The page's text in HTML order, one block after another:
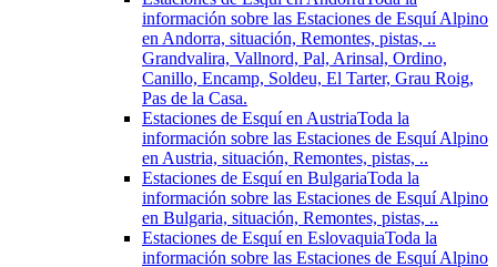
información sobre las Estaciones de Esquí Alpino
en Andorra, situación, Remontes, pistas, ..
Grandvalira, Vallnord, Pal, Arinsal, Ordino,
Canillo, Encamp, Soldeu, El Tarter, Grau Roig,
Pas de la Casa.
Estaciones de Esquí en AustriaToda la
información sobre las Estaciones de Esquí Alpino
en Austria, situación, Remontes, pistas, ..
Estaciones de Esquí en BulgariaToda la
información sobre las Estaciones de Esquí Alpino
en Bulgaria, situación, Remontes, pistas, ..
Estaciones de Esquí en EslovaquiaToda la
información sobre las Estaciones de Esquí Alpino